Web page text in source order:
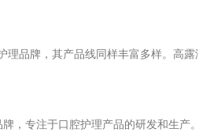
理品牌，其产品线同样丰富多样。高
，专注于口腔护理产品的研发和生